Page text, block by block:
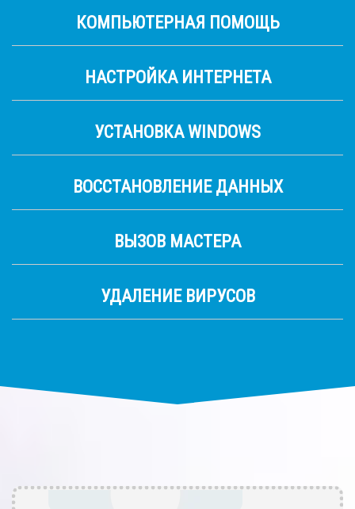
КОМПЬЮТЕРНАЯ ПОМОЩЬ
НАСТРОЙКА ИНТЕРНЕТА
УСТАНОВКА WINDOWS
ВОССТАНОВЛЕНИЕ ДАННЫХ
ВЫЗОВ МАСТЕРА
УДАЛЕНИЕ ВИРУСОВ